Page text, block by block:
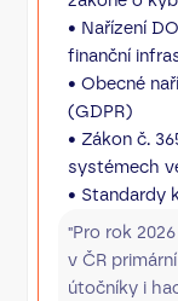
• Nařízení
finanční
• Obecné
(GDPR)
• Zákon č.
systémech
• Standardy
"Pro rok
v ČR
útočníky i